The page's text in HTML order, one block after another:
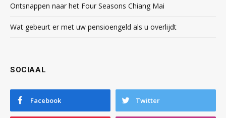
Ontsnappen naar het Four Seasons Chiang Mai
Wat gebeurt er met uw pensioengeld als u overlijdt
SOCIAAL
Facebook Twitter